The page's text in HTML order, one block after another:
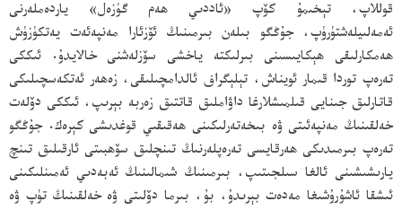
قوللاپ، تېخىمۇ كۆپ «ئاددىي ھەم گۈزەل» ياردەملەرنى
ئەمەلىيلەشتۈرۈپ، جۇڭگو بىلەن بىرمىنىڭ ئۆزئارا مەنپەئەت يەتكۈزۈش
ھەمكارلىقى ھېكايىسىنى بىرلىكتە ياخشى سۆزلەشنى خالايدۇ. ئىككى
تەرەپ توردا قىمار ئويناش، تېلېگراف ئالدامچىلىقى، زەھەر ئەتكەسچىلىكى
قاتارلىق جىنايى قىلمىشلارغا داۋاملىق قاتتىق زەربە بېرىپ، ئىككى دۆلەت
خەلقىنىڭ مەنپەئىتى ۋە بىخەتەرلىكىنى ھەقىقىي قوغدىشى كېرەك. جۇڭگو
تەرەپ بىرمىدىكى ھەرقايسى تەرەپلەرنىڭ تىنچلىق سۆھبىتى ئارقىلىق تىنچ
يارىشىشىنى ئالغا سىلجىتىپ، بىرمىنىڭ شىمالىنىڭ ئەبەدىي ئەمىنلىكىنى
ئىشقا ئاشۇرۇشىغا مەدەت بېرىدۇ، بۇ، بىرما دۆلىتى ۋە خەلقىنىڭ تۈپ ۋە